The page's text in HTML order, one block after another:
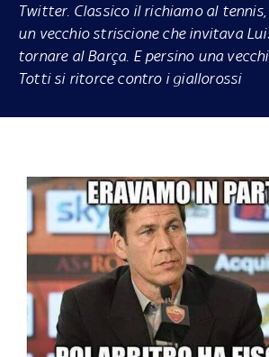
Twitter. Classico il richiamo al
un vecchio striscione che invitava
tornare al Barça. E persino una
Totti si ritorce contro i giallorossi